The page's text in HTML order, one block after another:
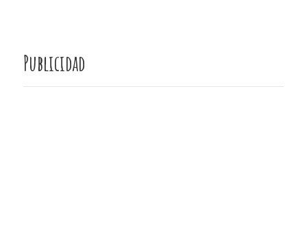
Publicidad